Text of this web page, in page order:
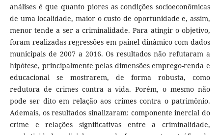
análises é que quanto piores as condições socioeconômicas
de uma localidade, maior o custo de oportunidade e, assim,
menor tende a ser a criminalidade. Para atingir o objetivo,
foram realizadas regressões em painel dinâmico com dados
municipais de 2007 a 2016. Os resultados não refutaram a
hipótese, principalmente pelas dimensões emprego-renda e
educacional se mostrarem, de forma robusta, como
redutora de crimes contra a vida. Porém, o mesmo não
pode ser dito em relação aos crimes contra o patrimônio.
Ademais, os resultados sinalizaram: componente inercial do
crime e relações significativas entre a criminalidade,